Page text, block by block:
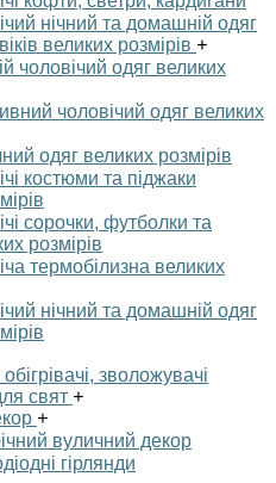
нічний та домашній одяг
великих розмірів +
одяг великих
чоловічий одяг великих
одяг великих розмірів
костюми та піджаки
сорочки, футболки та
розмірів
термобілизна великих
нічний та домашній одяг
зволожувачі
свят +
+
вуличний декор
гірлянди